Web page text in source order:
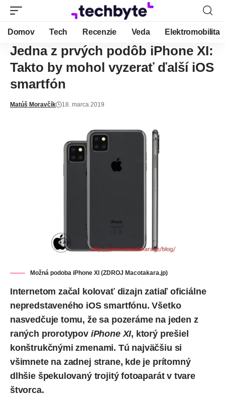
Domov Tech Recenzie Veda Elektromobilita
Jedna z prvých podôb iPhone XI:
Takto by mohol vyzerať ďalší iOS
smartfón
Matúš Moravčík 18. marca 2019
Možná podoba iPhone XI (ZDROJ Macotakara.jp)
Internetom začal kolovať dizajn zatiaľ oficiálne
nepredstaveného iOS smartfónu. Všetko
nasvedčuje tomu, že sa pozeráme na jeden z
raných prorotypov iPhone XI, ktorý prešiel
konštrukčnými zmenami. Tú najväčšiu si
všimnete na zadnej strane, kde je prítomný
dlhšie špekulovaný trojitý fotoaparát v tvare
štvorca.